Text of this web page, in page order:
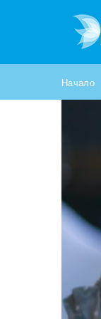
Начало